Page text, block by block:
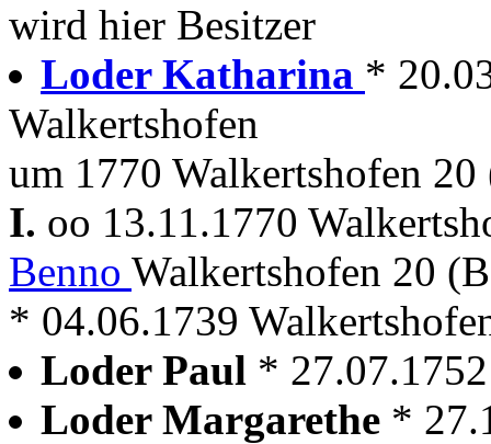
wird hier Besitzer
Loder Katharina *
Walkertshofen
um 1770 Walkertshofen 20
I. oo 13.11.1770
Benno Walkertshofen 20
* 04.06.1739
Loder Paul *
Loder Margarethe *